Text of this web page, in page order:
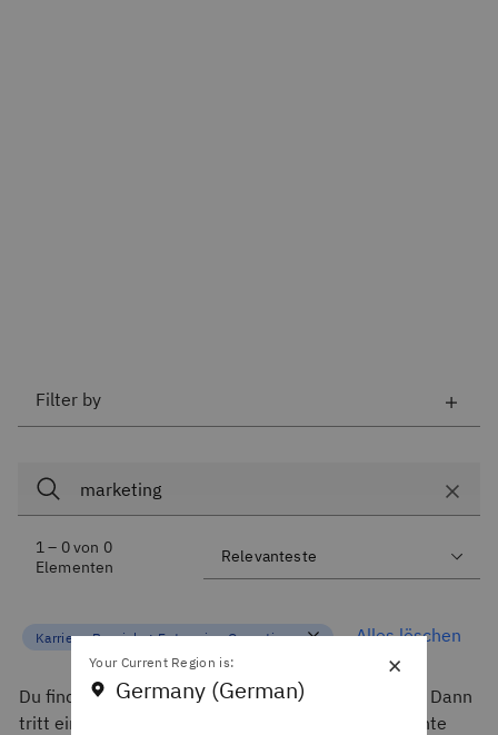
Filter by
1 – 0 von 0
Elementen
Karriere-Bereiche: Enterprise Operations Alles löschen
Du findest keinen passenden Job, der zu dir passt? Dann
tritt einfach unserem
bei oder richte
×
Your Current Region is:
Germany (German)